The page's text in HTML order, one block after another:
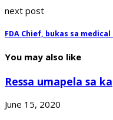
next post
FDA Chief, bukas sa
You may also like
Ressa umapela sa
June 15, 2020